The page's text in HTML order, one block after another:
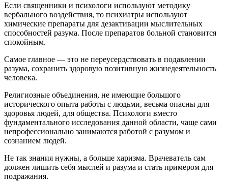
Если священники и психологи используют методику
вербального воздействия, то психиатры используют
химические препараты для дезактивации мыслительных
способностей разума. После препаратов больной становится
спокойным.
Самое главное — это не переусердствовать в подавлении
разума, сохранить здоровую позитивную жизнедеятельность
человека.
Религиозные объединения, не имеющие большого
исторического опыта работы с людьми, весьма опасны для
здоровья людей, для общества. Психологи вместо
фундаментального исследования данной области, чаще сами
непрофессионально занимаются работой с разумом и
сознанием людей.
Не так знания нужны, а больше харизма. Врачеватель сам
должен лишить себя мыслей и разума и стать примером для
подражания.